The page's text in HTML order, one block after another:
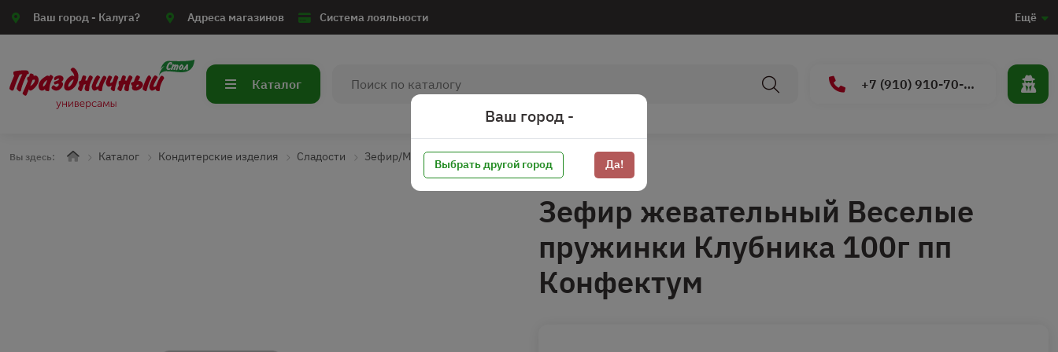
Ваш город - Калуга? Адреса магазинов Система лояльности Ещё
Каталог +7 (910) 910-70-15
Вы здесь: Каталог Кондитерские изделия Сладости Зефир/Мармелад/Пастила Зефир
Зефир жевательный Веселые
пружинки Клубника 100г пп
Конфектум
Ваш город -
Выбрать другой город Да!